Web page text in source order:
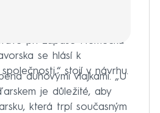
při zápase Německa
se hlásí k
stojí v návrhu.
duhovými vlajkami. „U
je důležité, aby
která trpí současným